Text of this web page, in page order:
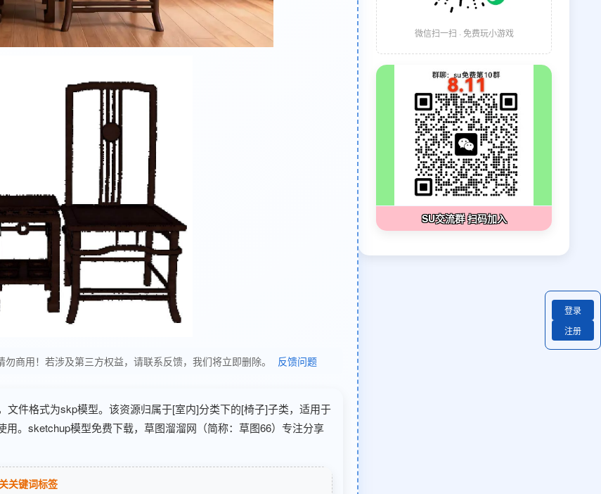
商用！若涉及第三方权益，请联系反馈，我们将立即删除。 反馈问题
文件格式为skp模型。该资源归属于[室内]分类下的[椅子]子类，适用于
。sketchup模型免费下载，草图溜溜网（简称：草图66）专注分享
关键词标签
微信扫一扫 · 免费玩小游戏
SU交流群 扫码加入
登录
注册